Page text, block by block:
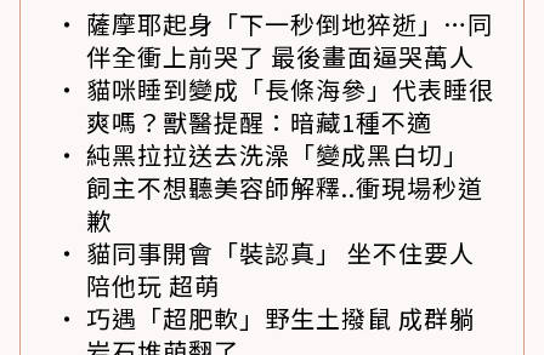
薩摩耶起身「下一秒倒地猝逝」…同
伴全衝上前哭了 最後畫面逼哭萬人
貓咪睡到變成「長條海參」代表睡很
爽嗎？獸醫提醒：暗藏1種不適
純黑拉拉送去洗澡「變成黑白切」
飼主不想聽美容師解釋..衝現場秒道
歉
貓同事開會「裝認真」 坐不住要人
陪他玩 超萌
巧遇「超肥軟」野生土撥鼠 成群躺